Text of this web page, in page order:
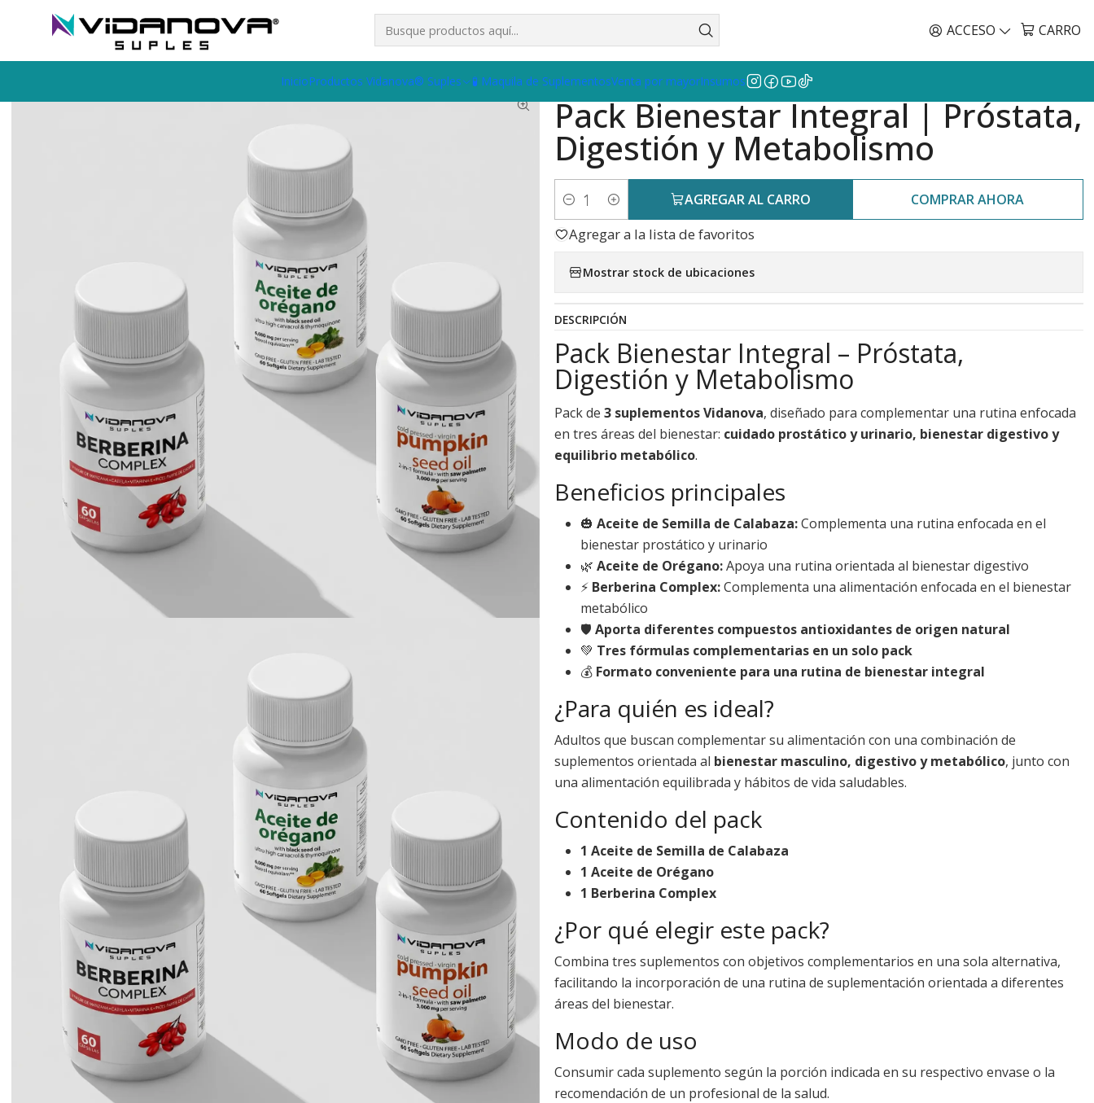
ACCESO CARRO
InicioProductos Vidanova® Suples 🧪 Maquila de SuplementosVenta por mayorInsumos
Productos Vidanova® Suples Pack Bienestar Integral | Próstata, Digestión y Metabolismo
|
Pack Bienestar Integral | Próstata,
Digestión y Metabolismo
Cantidad AGREGAR AL CARRO COMPRAR AHORA
Agregar a la lista de favoritos
Mostrar stock de ubicaciones
DESCRIPCIÓN
Pack Bienestar Integral – Próstata,
Digestión y Metabolismo
Pack de 3 suplementos Vidanova, diseñado para complementar una rutina enfocada
en tres áreas del bienestar: cuidado prostático y urinario, bienestar digestivo y
equilibrio metabólico.
Beneficios principales
🎃 Aceite de Semilla de Calabaza:Complementa una rutina enfocada en el
bienestar prostático y urinario
🌿 Aceite de Orégano:Apoya una rutina orientada al bienestar digestivo
⚡ Berberina Complex:Complementa una alimentación enfocada en el bienestar
metabólico
🛡️ Aporta diferentes compuestos antioxidantes de origen natural
💚 Tres fórmulas complementarias en un solo pack
💰 Formato conveniente para una rutina de bienestar integral
¿Para quién es ideal?
Adultos que buscan complementar su alimentación con una combinación de
suplementos orientada al bienestar masculino, digestivo y metabólico, junto con
una alimentación equilibrada y hábitos de vida saludables.
Contenido del pack
1 Aceite de Semilla de Calabaza
1 Aceite de Orégano
1 Berberina Complex
¿Por qué elegir este pack?
Combina tres suplementos con objetivos complementarios en una sola alternativa,
facilitando la incorporación de una rutina de suplementación orientada a diferentes
áreas del bienestar.
Modo de uso
Consumir cada suplemento según la porción indicada en su respectivo envase o la
recomendación de un profesional de la salud.